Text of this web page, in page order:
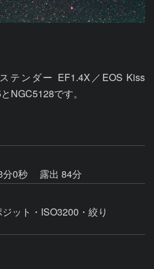
テンダー EF1.4X／EOS Kiss
NGC5128です。
分0秒
露出 84分
ット・ISO3200・絞り